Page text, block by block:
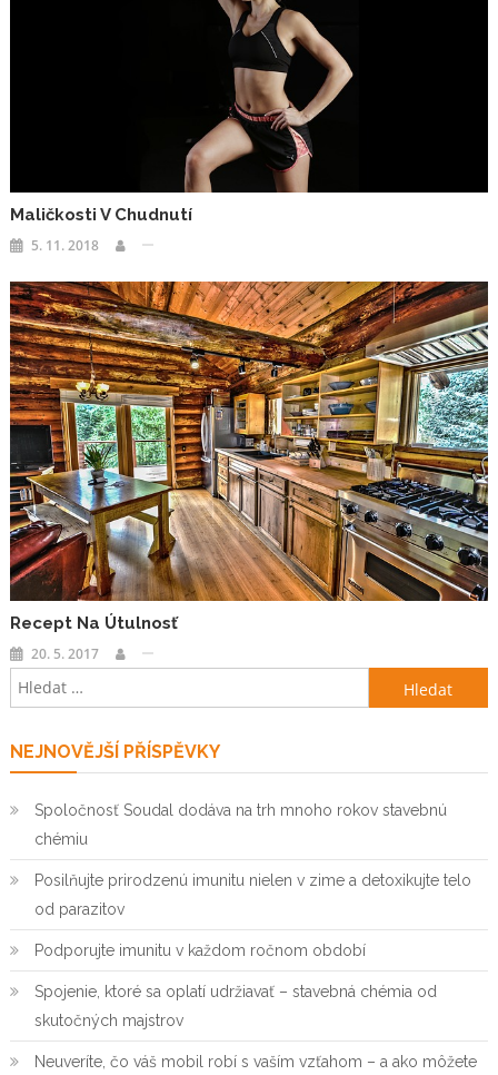
Maličkosti V Chudnutí
5. 11. 2018
Recept Na Útulnosť
20. 5. 2017
Vyhledávání
NEJNOVĚJŠÍ PŘÍSPĚVKY
Spoločnosť Soudal dodáva na trh mnoho rokov stavebnú
chémiu
Posilňujte prirodzenú imunitu nielen v zime a detoxikujte telo
od parazitov
Podporujte imunitu v každom ročnom období
Spojenie, ktoré sa oplatí udržiavať – stavebná chémia od
skutočných majstrov
Neuveríte, čo váš mobil robí s vaším vzťahom – a ako môžete